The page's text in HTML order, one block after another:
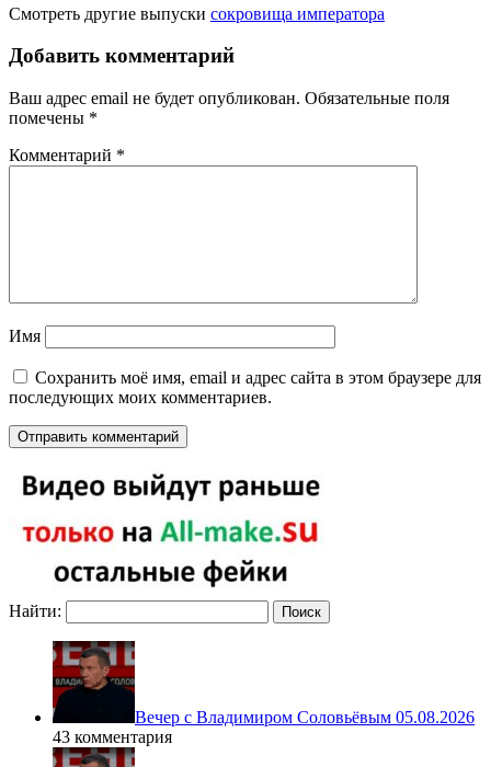
Смотреть другие выпуски сокровища императора
Добавить комментарий
Ваш адрес email не будет опубликован. Обязательные поля
помечены *
Комментарий *
Имя
Сохранить моё имя, email и адрес сайта в этом браузере для
последующих моих комментариев.
Найти:
Вечер с Владимиром Соловьёвым 05.08.2026
43 комментария